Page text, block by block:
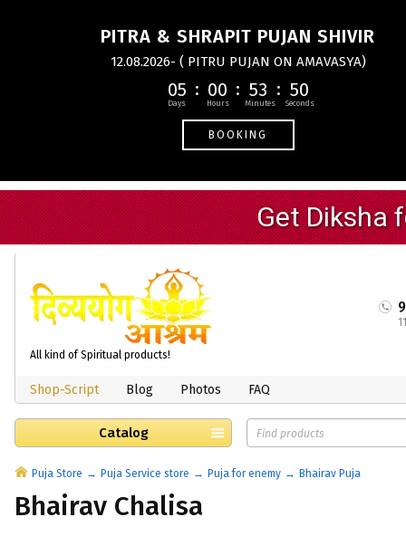
PITRA & SHRAPIT PUJAN SHIVIR
12.08.2026- ( PITRU PUJAN ON AMAVASYA)
05 00 53 50
BOOKING
All kind of Spiritual products!
Shop-Script Blog Photos FAQ
Catalog
Puja Store Puja Service store Puja for enemy Bhairav Puja
Bhairav Chalisa